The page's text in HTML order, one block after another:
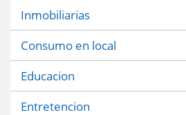
Inmobiliarias
Consumo en local
Educacion
Entretencion